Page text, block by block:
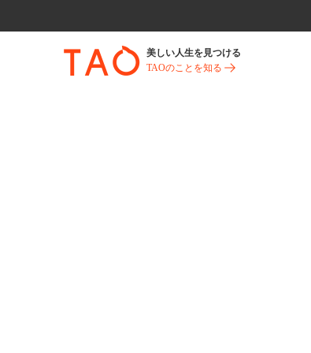
美しい人生を見つける
TAOのことを知る